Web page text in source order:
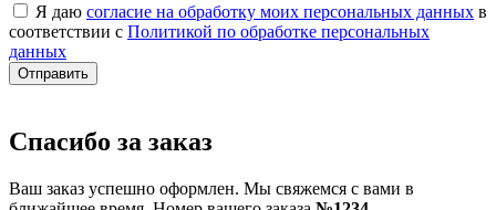
Я даю согласие на обработку моих персональных данных в
соответствии с Политикой по обработке персональных
данных
Отправить
Спасибо за заказ
Ваш заказ успешно оформлен. Мы свяжемся с вами в